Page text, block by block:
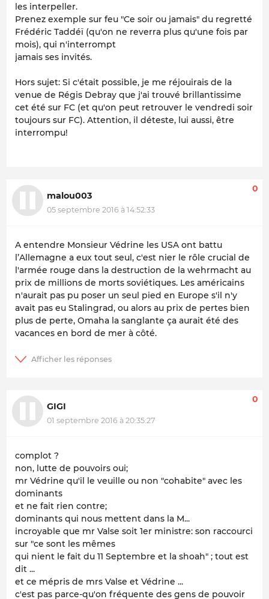
les interpeller.
Prenez exemple sur feu "Ce soir ou jamais" du regretté
Frédéric Taddéï (qu'on ne reverra plus qu'une fois par
mois), qui n'interrompt
jamais ses invités.
Hors sujet: Si c'était possible, je me réjouirais de la
venue de Régis Debray que j'ai trouvé brillantissime
cet été sur FC (et qu'on peut retrouver le vendredi soir
toujours sur FC). Attention, il déteste, lui aussi, être
interrompu!
malou003
05 septembre 2016 à 14:52:33
0
A entendre Monsieur Védrine les USA ont battu
l’Allemagne a eux tout seul, c'est nier le rôle crucial de
l'armée rouge dans la destruction de la wehrmacht au
prix de millions de morts soviétiques. Les américains
n'aurait pas pu poser un seul pied en Europe s'il n'y
avait pas eu Stalingrad, ou alors au prix de pertes bien
plus de perte, Omaha la sanglante ça aurait été des
vacances en bord de mer à côté.
GIGI
01 septembre 2016 à 20:35:27
0
complot ?
non, lutte de pouvoirs oui;
mr Védrine qu'il le veuille ou non "cohabite" avec les
dominants
et ne fait rien contre;
dominants qui nous mettent dans la M...
incroyable que mr Valse soit 1er ministre: son raccourci
sur "ce sont les mêmes
qui nient le fait du 11 Septembre et la shoah" ; tout est
dit ...
et ce mépris de mrs Valse et Védrine ...
c'est pas parce-qu'on fréquente des gens de pouvoir